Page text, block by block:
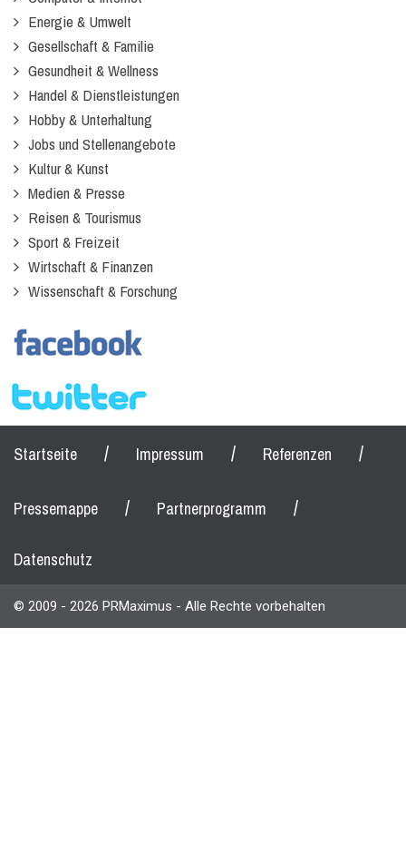
Energie & Umwelt
Gesellschaft & Familie
Gesundheit & Wellness
Handel & Dienstleistungen
Hobby & Unterhaltung
Jobs und Stellenangebote
Kultur & Kunst
Medien & Presse
Reisen & Tourismus
Sport & Freizeit
Wirtschaft & Finanzen
Wissenschaft & Forschung
Startseite / Impressum / Referenzen /
Pressemappe / Partnerprogramm /
Datenschutz
© 2009 - 2026 PRMaximus - Alle Rechte vorbehalten